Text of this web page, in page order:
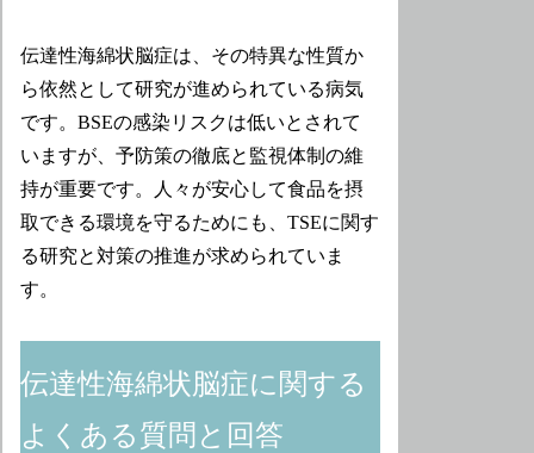
伝達性海綿状脳症は、その特異な性質か
ら依然として研究が進められている病気
です。BSEの感染リスクは低いとされて
いますが、予防策の徹底と監視体制の維
持が重要です。人々が安心して食品を摂
取できる環境を守るためにも、TSEに関す
る研究と対策の推進が求められていま
す。
伝達性海綿状脳症に関する
よくある質問と回答